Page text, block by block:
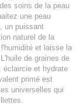
soins de la peau
une peau
un puissant
naturel de la
et laisse la
de graines de
éclaircie et hydrate
primé est
universelles qui